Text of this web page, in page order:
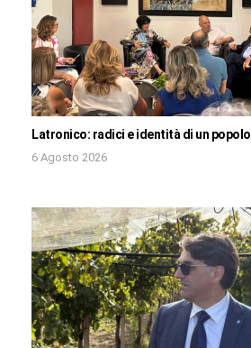
Latronico: radici e identità di un popolo
6 Agosto 2026